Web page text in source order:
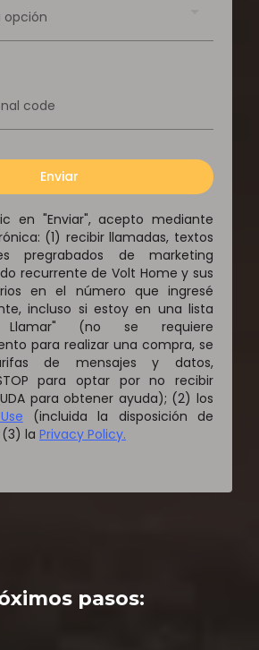
opción
Enviar
en "Enviar", acepto mediante
(1) recibir llamadas, textos
pregrabados de marketing
recurrente de Volt Home y sus
en el número que ingresé
incluso si estoy en una lista
(no se requiere
para realizar una compra, se
de mensajes y datos,
para optar por no recibir
para obtener ayuda); (2) los
(incluida la disposición de
la Privacy Policy.
pasos: